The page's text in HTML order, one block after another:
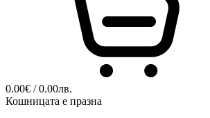
0.00€ / 0.00лв.
Кошницата е празна